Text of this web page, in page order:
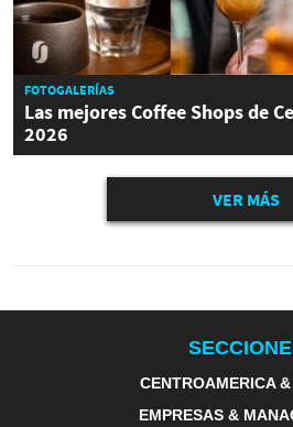
FOTOGALERÍAS
Las mejores Coffee Shops de
2026
VER MÁS
CENTROAMERICA
EMPRESAS &